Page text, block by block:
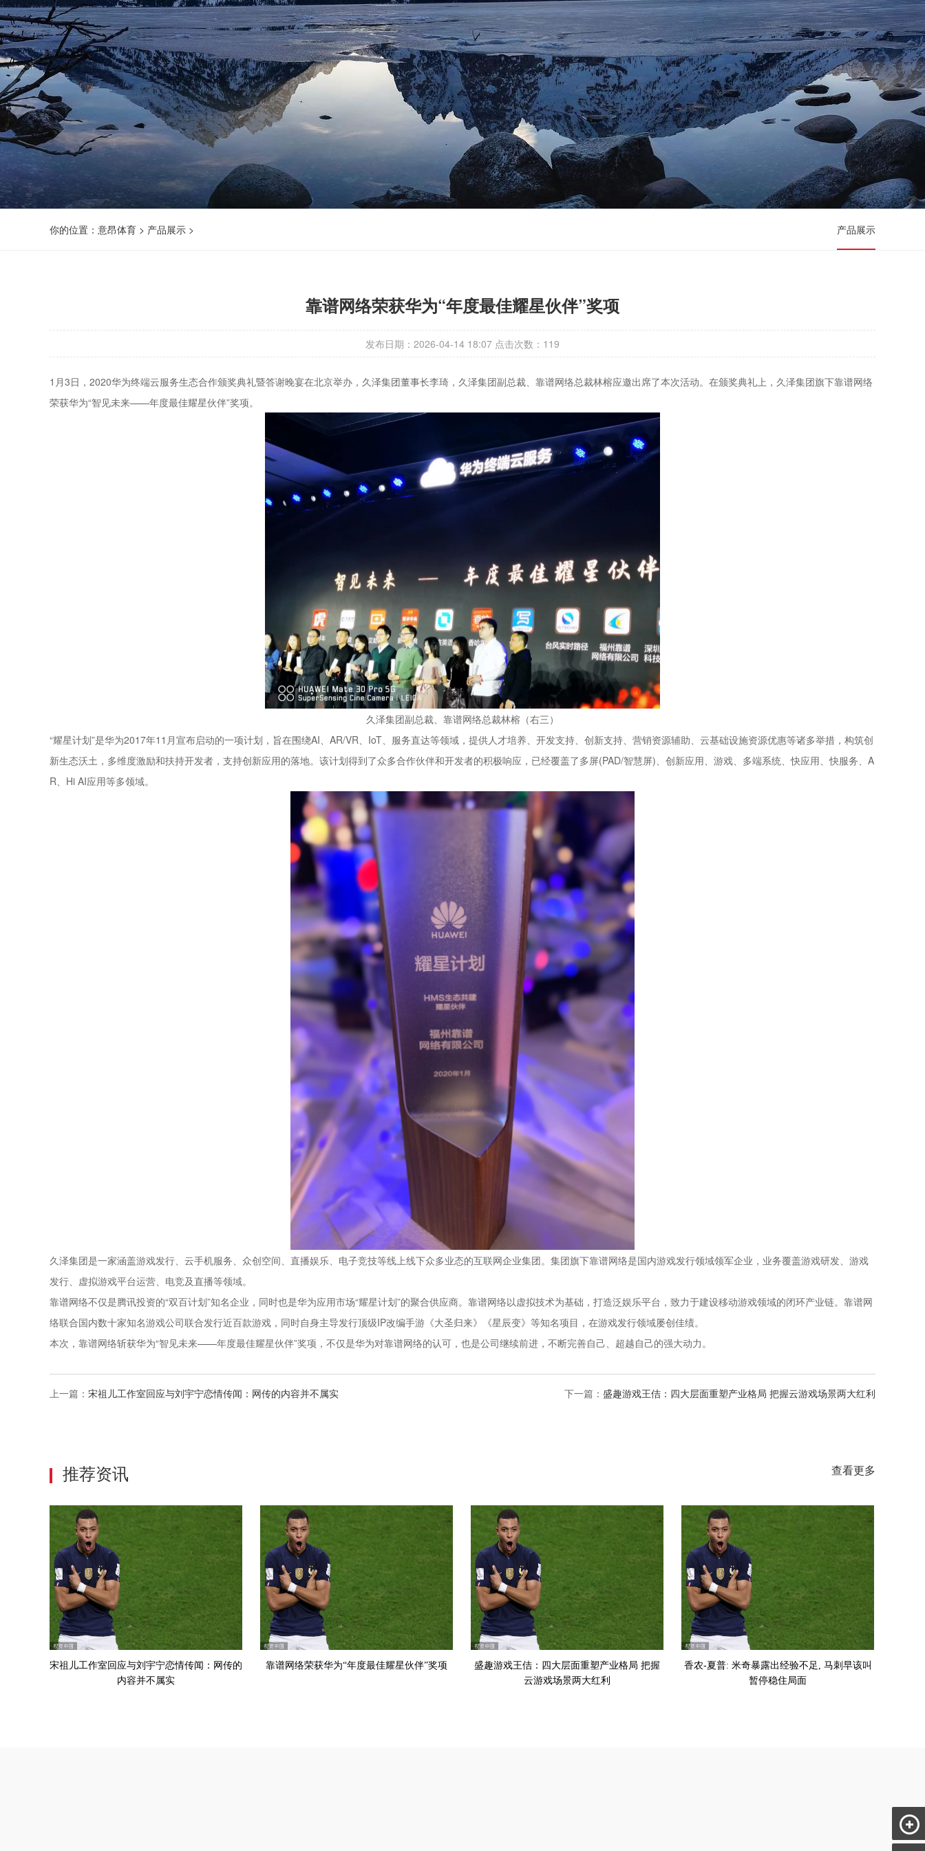
你的位置： 意昂体育 > 产品展示 > 产品展示
靠谱网络荣获华为“年度最佳耀星伙伴”奖项
发布日期：2026-04-14 18:07 点击次数： 119
1月3日，2020华为终端云服务生态合作颁奖典礼暨答谢晚宴在北京举办，久泽集团董事长李琦，久泽集团副总裁、靠谱网络总裁林榕应邀出席了本次活动。在颁奖典礼上，久泽集团旗下靠谱网络
荣获华为“智见未来——年度最佳耀星伙伴”奖项。
久泽集团副总裁、靠谱网络总裁林榕（右三）
“耀星计划”是华为2017年11月宣布启动的一项计划，旨在围绕AI、AR/VR、IoT、服务直达等领域，提供人才培养、开发支持、创新支持、营销资源辅助、云基础设施资源优惠等诸多举措，构筑创
新生态沃土，多维度激励和扶持开发者，支持创新应用的落地。该计划得到了众多合作伙伴和开发者的积极响应，已经覆盖了多屏(PAD/智慧屏)、创新应用、游戏、多端系统、快应用、快服务、A
R、Hi AI应用等多领域。
久泽集团是一家涵盖游戏发行、云手机服务、众创空间、直播娱乐、电子竞技等线上线下众多业态的互联网企业集团。集团旗下靠谱网络是国内游戏发行领域领军企业，业务覆盖游戏研发、游戏
发行、虚拟游戏平台运营、电竞及直播等领域。
靠谱网络不仅是腾讯投资的“双百计划”知名企业，同时也是华为应用市场“耀星计划”的聚合供应商。靠谱网络以虚拟技术为基础，打造泛娱乐平台，致力于建设移动游戏领域的闭环产业链。靠谱网
络联合国内数十家知名游戏公司联合发行近百款游戏，同时自身主导发行顶级IP改编手游《大圣归来》《星辰变》等知名项目，在游戏发行领域屡创佳绩。
本次，靠谱网络斩获华为“智见未来——年度最佳耀星伙伴”奖项，不仅是华为对靠谱网络的认可，也是公司继续前进，不断完善自己、超越自己的强大动力。
上一篇： 宋祖儿工作室回应与刘宇宁恋情传闻：网传的内容并不属实 下一篇： 盛趣游戏王佶：四大层面重塑产业格局 把握云游戏场景两大红利
查看更多
推荐资讯
宋祖儿工作室回应与刘宇宁恋情传闻：网传的
内容并不属实
靠谱网络荣获华为“年度最佳耀星伙伴”奖项
盛趣游戏王佶：四大层面重塑产业格局 把握
云游戏场景两大红利
香农-夏普: 米奇暴露出经验不足, 马刺早该叫
暂停稳住局面